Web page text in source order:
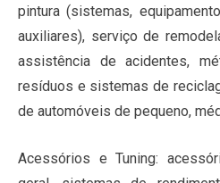
pintura (sistemas,
auxiliares), serviço de
assistência de acidentes,
resíduos e sistemas de
de automóveis de pequeno,
Acessórios e Tuning: